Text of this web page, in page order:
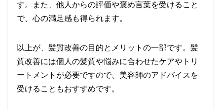
す。また、他人からの評価や褒め言葉を受けること
で、心の満足感も得られます。
以上が、髪質改善の目的とメリットの一部です。髪
質改善には個人の髪質や悩みに合わせたケアやトリ
ートメントが必要ですので、美容師のアドバイスを
受けることもおすすめです。